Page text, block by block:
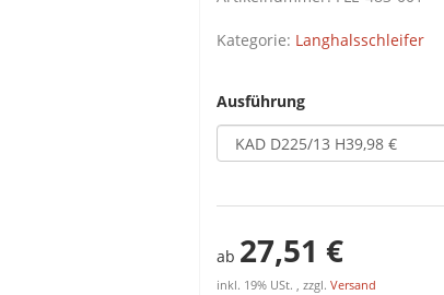
Kategorie: Langhalsschleifer
Ausführung
ab 27,51 €
inkl. 19% USt. , zzgl. Versand